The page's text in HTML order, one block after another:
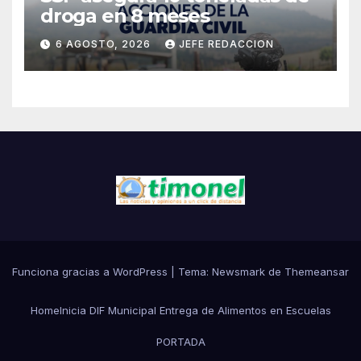
droga en 8 meses
6 AGOSTO, 2026 JEFE REDACCION
Funciona gracias a WordPress Tema: Newsmark de Themeansar
HomeInicia DIF Municipal Entrega de Alimentos en Escuelas
PORTADA